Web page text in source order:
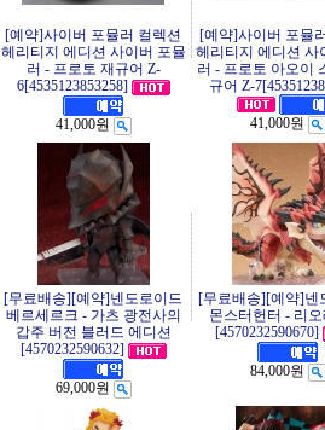
[예약]사이버 포뮬러 컬렉션
헤리티지 에디션 사이버 포뮬
러 - 프로토 재규어 Z-
6[4535123853258]
41,000원
[예약]사이버 포뮬
헤리티지 에디션 사
러 - 프로토 아오이
규어 Z-
41,000원
[무료배송][예약]넨도로이드
베르세르크 - 가츠 광전사의
갑주 버전 블러드 에디션
[4570232590632]
69,000원
[무료배송][예약]넨
몬스터헌터 - 리
[4570232590670]
84,000원